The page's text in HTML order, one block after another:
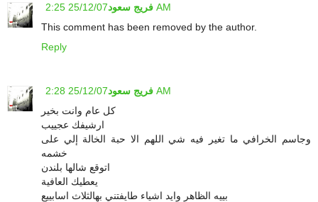
فريج سعود 25/12/07 2:25 AM
This comment has been removed by the author.
Reply
فريج سعود 25/12/07 2:28 AM
كل عام وانت بخير
ارشيفك عجييب
وجاسم الخرافي ما تغير فيه شي اللهم الا حبة الخالة إلي على
خشمه
اتوقع شالها بلندن
يعطيك العافية
بييه الظاهر وايد اشياء طايفتني بهالثلاث اسابييع